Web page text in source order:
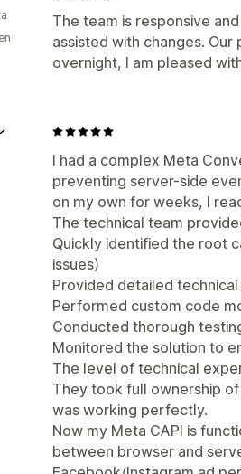
The team is responsive
assisted with changes.
overnight, I am pleased
I had a complex Meta
preventing server-side
on my own for weeks, I
The technical team
Quickly identified the root
issues)
Provided detailed
Performed custom code
Conducted thorough
Monitored the solution to
The level of technical
They took full ownership
was working perfectly.
Now my Meta CAPI is
between browser and